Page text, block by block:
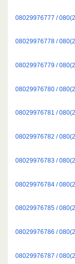
08029976777 /
08029976778 /
08029976779 /
08029976780 /
08029976781 /
08029976782 /
08029976783 /
08029976784 /
08029976785 /
08029976786 /
08029976787 /